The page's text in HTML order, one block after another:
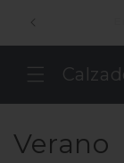
directamente
C
Verano